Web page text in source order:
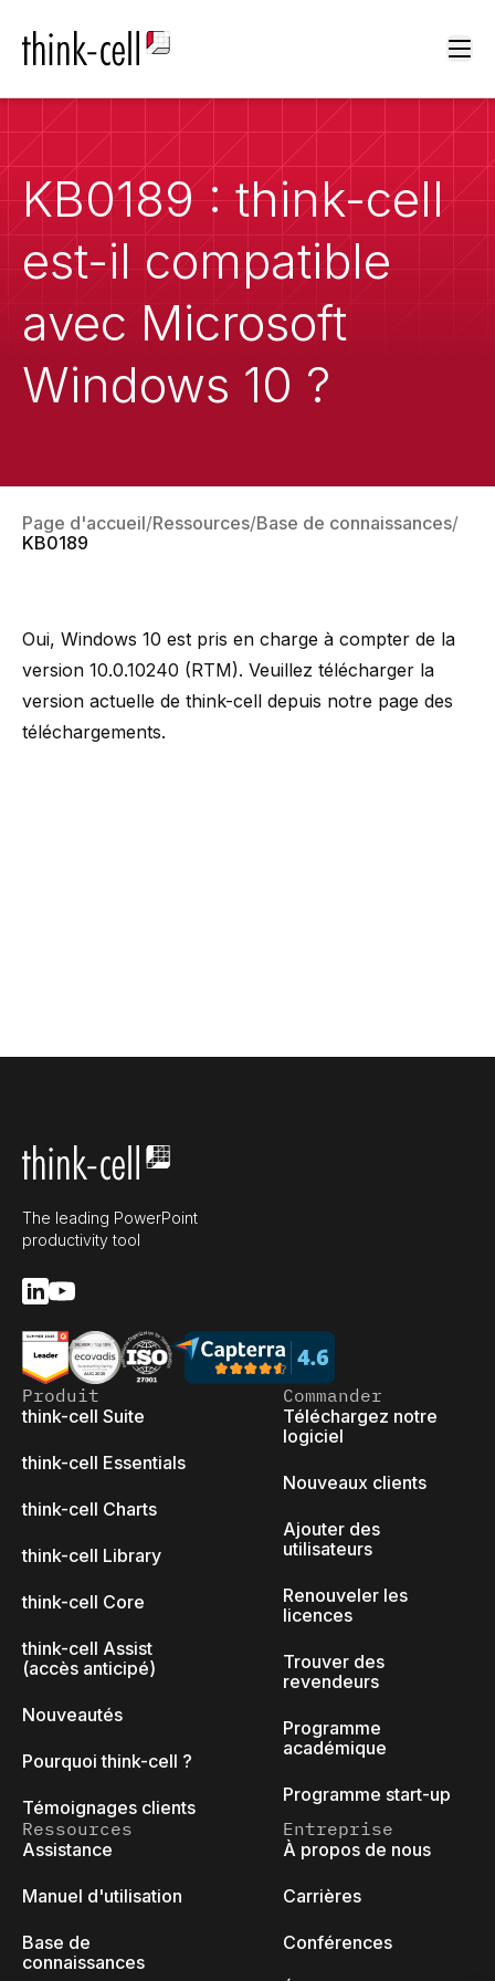
KB0189 : think-cell
est-il compatible
avec Microsoft
Windows 10 ?
Page d'accueil Ressources Base de connaissances
KB0189
Oui, Windows 10 est pris en charge à compter de la
version 10.0.10240 (RTM). Veuillez télécharger la
version actuelle de think-cell depuis notre page des
téléchargements.
The leading PowerPoint
productivity tool
Produit
think-cell Suite
think-cell Essentials
think-cell Charts
think-cell Library
think-cell Core
think-cell Assist
(accès anticipé)
Nouveautés
Pourquoi think-cell ?
Témoignages clients
Commander
Téléchargez notre
logiciel
Nouveaux clients
Ajouter des
utilisateurs
Renouveler les
licences
Trouver des
revendeurs
Programme
académique
Programme start-up
Ressources
Assistance
Manuel d'utilisation
Base de
connaissances
Entreprise
À propos de nous
Carrières
Conférences